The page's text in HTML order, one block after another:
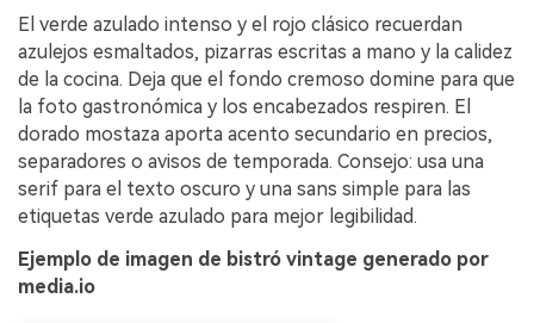
El verde azulado intenso y el rojo clásico recuerdan
azulejos esmaltados, pizarras escritas a mano y la calidez
de la cocina. Deja que el fondo cremoso domine para que
la foto gastronómica y los encabezados respiren. El
dorado mostaza aporta acento secundario en precios,
separadores o avisos de temporada. Consejo: usa una
serif para el texto oscuro y una sans simple para las
etiquetas verde azulado para mejor legibilidad.
Ejemplo de imagen de bistró vintage generado por
media.io